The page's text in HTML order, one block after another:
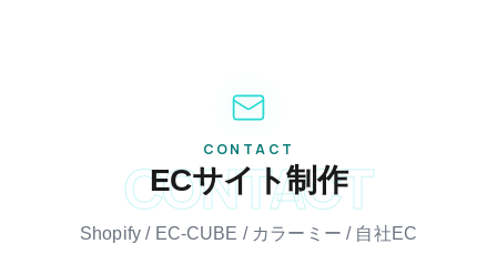
CONTACT
CONTACT
ECサイト制作
Shopify / EC-CUBE / カラーミー / 自社EC